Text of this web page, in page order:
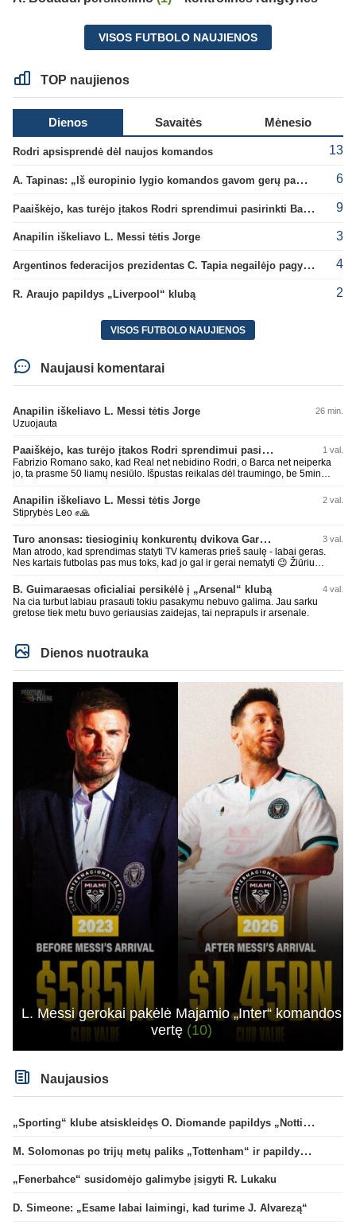
VISOS FUTBOLO NAUJIENOS
TOP naujienos
Dienos Savaitės Mėnesio
Rodri apsisprendė dėl naujos komandos 13
A. Tapinas: „Iš europinio lygio komandos gavom gerų pamokų“ 6
Paaiškėjo, kas turėjo įtakos Rodri sprendimui pasirinkti Barselonos pusę 9
Anapilin iškeliavo L. Messi tėtis Jorge 3
Argentinos federacijos prezidentas C. Tapia negailėjo pagyrų G. Infantino 4
R. Araujo papildys „Liverpool“ klubą 2
VISOS FUTBOLO NAUJIENOS
Naujausi komentarai
Anapilin iškeliavo L. Messi tėtis Jorge 26 min.
Uzuojauta
Paaiškėjo, kas turėjo įtakos Rodri sprendimui pasirinkti Barselonos pusę 1 val.
Fabrizio Romano sako, kad Real net nebidino Rodri, o Barca net neiperka
jo, ta prasme 50 liamų nesiūlo. Išpustas reikalas dėl traumingo, be 5min
Anapilin iškeliavo L. Messi tėtis Jorge 2 val.
Stiprybės Leo ✊🙏
Turo anonsas: tiesioginių konkurentų dvikova Gargžduose 3 val.
Man atrodo, kad sprendimas statyti TV kameras prieš saulę - labai geras.
Nes kartais futbolas pas mus toks, kad jo gal ir gerai nematyti 😉 Žiūriu
kaip alaus butelys, kurį ką tik išmaukiau. Linkėjimai Tadui (slapyvardžiu „apie
nieką“), kuris kiek girdėjau, įpūtė akis varvinančių transliacijų dvasią 😀
B. Guimaraesas oficialiai persikėlė į „Arsenal“ klubą 4 val.
Na cia turbut labiau prasauti tokiu pasakymu nebuvo galima. Jau sarku
gretose tiek metu buvo geriausias zaidejas, tai neprapuls ir arsenale.
Dienos nuotrauka
L. Messi gerokai pakėlė Majamio „Inter“ komandos
vertę (10)
Naujausios
„Sporting“ klube atsiskleidęs O. Diomande papildys „Nottingham“ gretas
M. Solomonas po trijų metų paliks „Tottenham“ ir papildys „West Ham“ klubą
„Fenerbahce“ susidomėjo galimybe įsigyti R. Lukaku
D. Simeone: „Esame labai laimingi, kad turime J. Alvarezą“